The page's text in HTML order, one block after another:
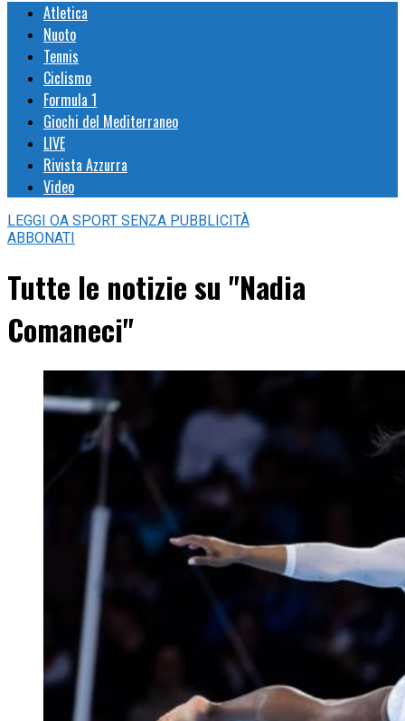
Atletica
Nuoto
Tennis
Ciclismo
Formula 1
Giochi del Mediterraneo
LIVE
Rivista Azzurra
Video
LEGGI OA SPORT SENZA PUBBLICITÀ
ABBONATI
Tutte le notizie su "Nadia
Comaneci"